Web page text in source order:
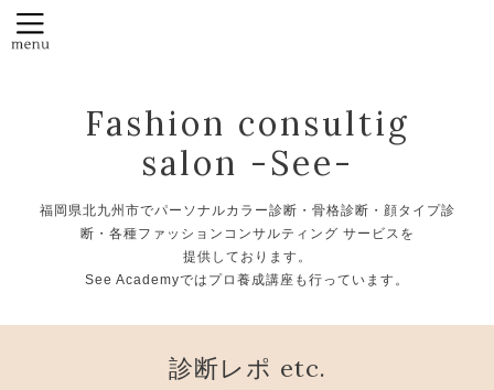
Fashion consultig
salon -See-
福岡県北九州市でパーソナルカラー診断・骨格診断・顔タイプ診
断・各種ファッションコンサルティング サービスを
提供しております。
See Academyではプロ養成講座も行っています。
診断レポ etc.